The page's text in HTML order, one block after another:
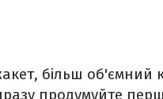
більш об'ємний
продумуйте